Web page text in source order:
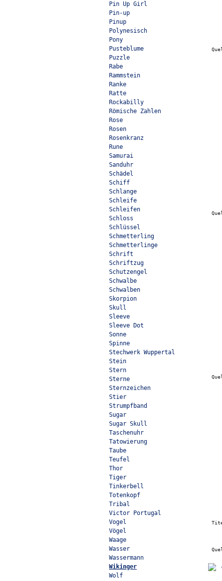
Pin Up Girl
Pin-up
Pinup
Polynesisch
Pony
Pusteblume
Puzzle
Rabe
Rammstein
Ranke
Ratte
Rockabilly
Römische Zahlen
Rose
Rosen
Rosenkranz
Rune
Samurai
Sanduhr
Schädel
Schiff
Schlange
Schleife
Schleifen
Schloss
Schlüssel
Schmetterling
Schmetterlinge
Schrift
Schriftzug
Schutzengel
Schwalbe
Schwalben
Skorpion
Skull
Sleeve
Sleeve Dot
Sonne
Spinne
Stechwerk Wuppertal
Stein
Stern
Sterne
Sternzeichen
Stier
Strumpfband
Sugar
Sugar Skull
Taschenuhr
Tatowierung
Taube
Teufel
Thor
Tiger
Tinkerbell
Totenkopf
Tribal
Victor Portugal
Vogel
Vögel
Waage
Wasser
Wassermann
Wikinger
Wolf